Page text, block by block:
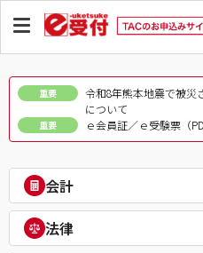
重要
令和8年熊本地震で被災
について
重要 ｅ会員証／ｅ受験票（
会計
公認会計士
税理士
法律